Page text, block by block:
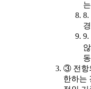
8.
9.
③ 전항
한하는